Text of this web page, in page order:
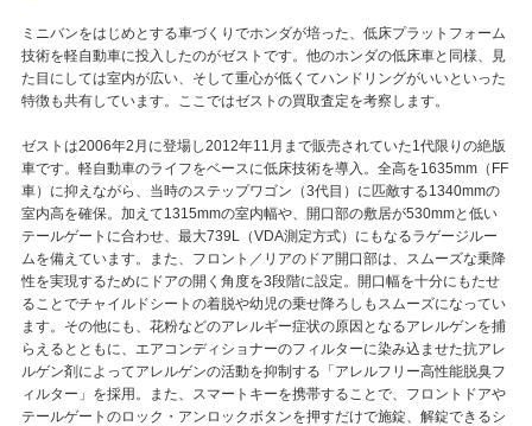
ミニバンをはじめとする車づくりでホンダが培った、低床プラットフォーム
技術を軽自動車に投入したのがゼストです。他のホンダの低床車と同様、見
た目にしては室内が広い、そして重心が低くてハンドリングがいいといった
特徴も共有しています。ここではゼストの買取査定を考察します。
ゼストは2006年2月に登場し2012年11月まで販売されていた1代限りの絶版
車です。軽自動車のライフをベースに低床技術を導入。全高を1635mm（FF
車）に抑えながら、当時のステップワゴン（3代目）に匹敵する1340mmの
室内高を確保。加えて1315mmの室内幅や、開口部の敷居が530mmと低い
テールゲートに合わせ、最大739L（VDA測定方式）にもなるラゲージルー
ムを備えています。また、フロント／リアのドア開口部は、スムーズな乗降
性を実現するためにドアの開く角度を3段階に設定。開口幅を十分にもたせ
ることでチャイルドシートの着脱や幼児の乗せ降ろしもスムーズになってい
ます。その他にも、花粉などのアレルギー症状の原因となるアレルゲンを捕
らえるとともに、エアコンディショナーのフィルターに染み込ませた抗アレ
ルゲン剤によってアレルゲンの活動を抑制する「アレルフリー高性能脱臭フ
ィルター」を採用。また、スマートキーを携帯することで、フロントドアや
テールゲートのロック・アンロックボタンを押すだけで施錠、解錠できるシ